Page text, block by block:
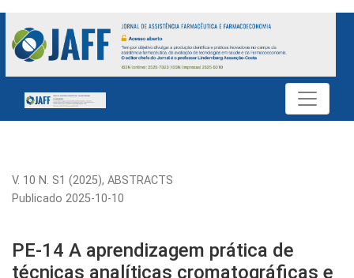
PE-14 A aprendizagem prática de técnicas analíticas
V. 10 N. S1 (2025), ABSTRACTS
PE-14 A aprendizagem prática de
técnicas analíticas cromatográficas e
Publicado 2025-10-10